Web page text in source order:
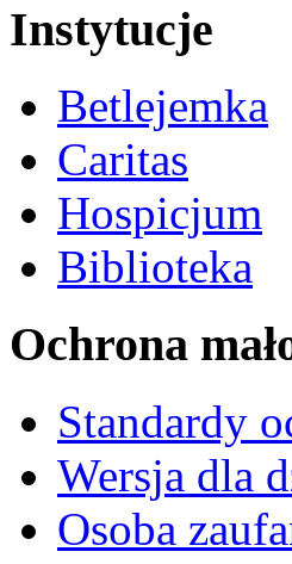
Instytucje
Betlejemka
Caritas
Hospicjum
Biblioteka
Ochrona
Standardy
Wersja dla
Osoba